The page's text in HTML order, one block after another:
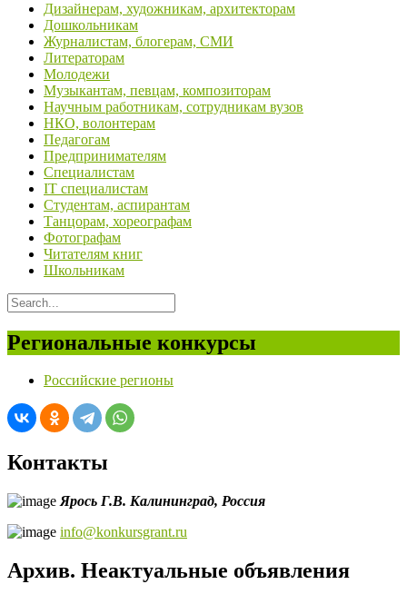
Дизайнерам, художникам, архитекторам
Дошкольникам
Журналистам, блогерам, СМИ
Литераторам
Молодежи
Музыкантам, певцам, композиторам
Научным работникам, сотрудникам вузов
НКО, волонтерам
Педагогам
Предпринимателям
Специалистам
IT специалистам
Студентам, аспирантам
Танцорам, хореографам
Фотографам
Читателям книг
Школьникам
Региональные конкурсы
Российские регионы
Контакты
Ярось Г.В. Калининград, Россия
info@konkursgrant.ru
Архив. Неактуальные объявления